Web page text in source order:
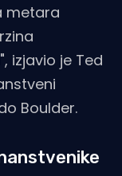
metara
izjavio je Ted
Boulder.